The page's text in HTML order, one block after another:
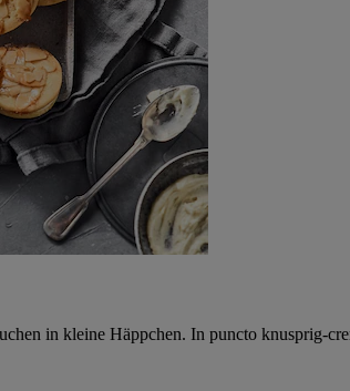
in kleine Häppchen. In puncto knusprig-